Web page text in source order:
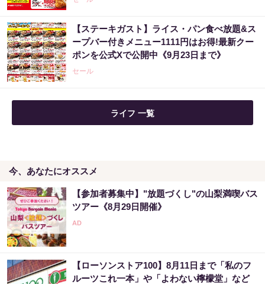
【ステーキガスト】ライス・パン食べ放題&ス
ープバー付きメニュー1111円はお得!最新クー
ポンを公式Xで公開中《9月23日まで》
セール
ライフ 一覧
今、あなたにオススメ
【参加者募集中】"放題づくし"の山梨満喫バス
ツアー《8月29日開催》
【ローソンストア100】8月11日まで「私のフ
ルーツこれ一本」や「よわない檸檬堂」など